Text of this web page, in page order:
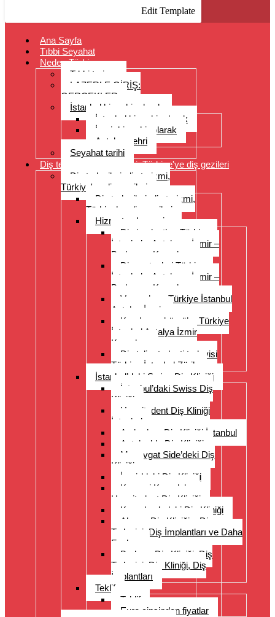
Edit Template
Ana Sayfa
Tıbbi Seyahat
Neden Türkiye
Tıbbi turizm
LAZERLE GİRİŞ:
GERÇEKLER
İstanbul bir şehir olarak
İstanbul bir şehir olarak
İzmir bir şehir olarak
Antalya şehri
Seyahat tarihi
Diş tedavileri, diş turizmi, Türkiye'ye diş gezileri
Diş tedavileri, diş turizmi,
Türkiye'ye diş gezileri
Diş tedavileri, diş turizmi,
Türkiye’ye diş gezileri
Hizmet yelpazesi
Diş implantları Türkiye –
İstanbul – Antalya – İzmir –
Bodrum – Kuşadası
Diş protezleri Türkiye –
İstanbul – Antalya – İzmir –
Bodrum – Kuşadası
Veneerler – Türkiye İstanbul
Antalya İzmir
Kronlar ve köprüler Türkiye
İstanbul Antalya İzmir
Kuşadası
Diş teli ortodonti tedavisi
Türkiye İstanbul Zürih
İstanbul’daki Swiss Diş Kliniği
İstanbul’daki Swiss Diş
Kliniği
Hospitadent Diş Kliniği
İstanbul
Acıbadem Diş Kliniği İstanbul
Antalya’da Diş Kliniği
Manavgat Side’deki Diş
Kliniği
İzmir’deki Diş Kliniği
Kayseri Kapadokya
Hospitadent Diş Kliniği
Kuşadası’ndaki Diş Kliniği
Alanya Diş Kliniği – Diş
Tedavisi, Diş İmplantları ve Daha
Fazlası
Bodrum Diş Kliniği, Diş
Tedavisi, Diş Kliniği, Diş
İmplantları
Teklif
Teklif
Euro cinsinden fiyatlar